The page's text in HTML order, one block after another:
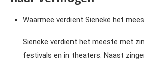
Waarmee verdient Sieneke het
Sieneke verdient het meeste met
festivals en in theaters. Naast